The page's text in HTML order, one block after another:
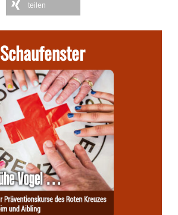
teilen
Schaufenster